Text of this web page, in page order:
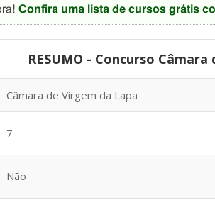
Confira uma lista de cursos grátis
RESUMO - Concurso
Câmara de Virgem da Lapa
7
Não